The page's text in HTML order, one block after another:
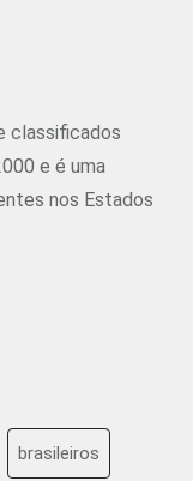
classificados
e é uma
nos Estados
brasileiros